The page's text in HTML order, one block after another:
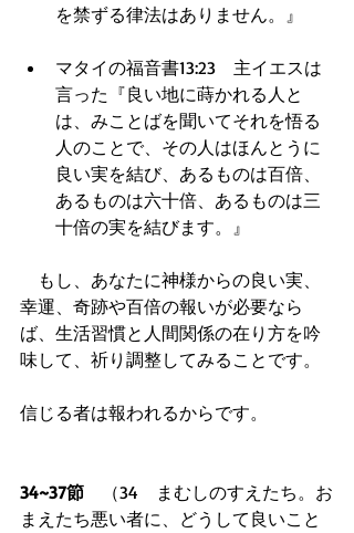
を禁ずる律法はありません。』
マタイの福音書13:23　主イエスは
言った『良い地に蒔かれる人と
は、みことばを聞いてそれを悟る
人のことで、その人はほんとうに
良い実を結び、あるものは百倍、
あるものは六十倍、あるものは三
十倍の実を結びます。』
もし、あなたに神様からの良い実、
幸運、奇跡や百倍の報いが必要なら
ば、生活習慣と人間関係の在り方を吟
味して、祈り調整してみることです。
信じる者は報われるからです。
34~37節
（34　まむしのすえたち。お
まえたち悪い者に、どうして良いこと